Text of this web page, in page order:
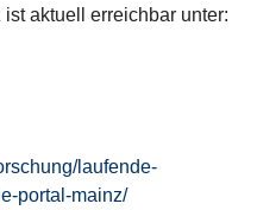
aktuell erreichbar unter:
laufende-
portal-mainz/